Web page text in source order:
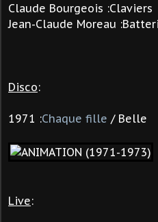
Claude Bourgeois :Claviers
Jean-Claude Moreau
Disco:
1971 :Chaque fille / Belle
Live: